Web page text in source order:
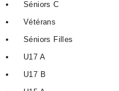
Séniors C
Vétérans
Séniors Filles
U17 A
U17 B